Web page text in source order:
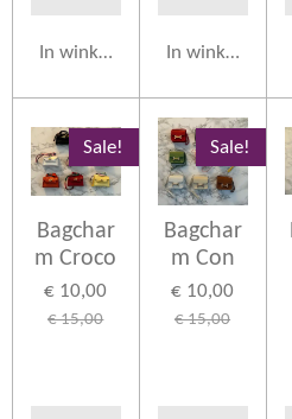
In winkelwagen In winkelwagen
Sale!
Bagchar
m Croco
€ 10,00
€ 15,00
Sale!
Bagchar
m Con
€ 10,00
€ 15,00